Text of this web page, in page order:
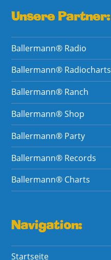
Unsere Partner:
Ballermann® Radio
Ballermann® Radiocharts
Ballermann® Ranch
Ballermann® Shop
Ballermann® Party
Ballermann® Records
Ballermann® Charts
Navigation:
Startseite